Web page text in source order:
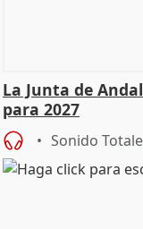
La Junta de
para 2027
Sonido